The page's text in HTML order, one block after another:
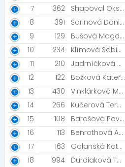
7
362 Shapoval Oksana
8
391 Šarinová Daniela
9
129 Bušová Magdalena
10
234 Klímová Sabina [Foreveralone]
11
210 Jadrníčková Mariana
12
122 Božková Kateřina
13
430 Vinklárková Marie [NN Night Run Team]
14
266 Kučerová Tereza
15
108 Barošová Pavlína
16
113 Benrothová Aneta
17
163 Galanská Katarína [Fun In Pain]
18
994 Ďurdiaková Tereza [USK PRAHA]